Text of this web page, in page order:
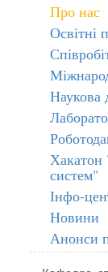
Про нас
Освітні
Наукова
Хакатон
систем"
Інфо-
Новини
Анонси